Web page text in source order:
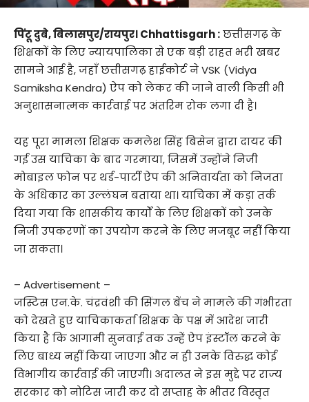
पिंटू दुबे, बिलासपुर/रायपुर। Chhattisgarh :छत्तीसगढ़ के
शिक्षकों के लिए न्यायपालिका से एक बड़ी राहत भरी खबर
सामने आई है, जहाँ छत्तीसगढ़ हाईकोर्ट ने VSK (Vidya
Samiksha Kendra) ऐप को लेकर की जाने वाली किसी भी
अनुशासनात्मक कार्रवाई पर अंतरिम रोक लगा दी है।
यह पूरा मामला शिक्षक कमलेश सिंह बिसेन द्वारा दायर की
गई उस याचिका के बाद गरमाया, जिसमें उन्होंने निजी
मोबाइल फोन पर थर्ड-पार्टी ऐप की अनिवार्यता को निजता
के अधिकार का उल्लंघन बताया था। याचिका में कड़ा तर्क
दिया गया कि शासकीय कार्यों के लिए शिक्षकों को उनके
निजी उपकरणों का उपयोग करने के लिए मजबूर नहीं किया
जा सकता।
– Advertisement –
जस्टिस एन.के. चंद्रवंशी की सिंगल बेंच ने मामले की गंभीरता
को देखते हुए याचिकाकर्ता शिक्षक के पक्ष में आदेश जारी
किया है कि आगामी सुनवाई तक उन्हें ऐप इंस्टॉल करने के
लिए बाध्य नहीं किया जाएगा और न ही उनके विरुद्ध कोई
विभागीय कार्रवाई की जाएगी। अदालत ने इस मुद्दे पर राज्य
सरकार को नोटिस जारी कर दो सप्ताह के भीतर विस्तृत